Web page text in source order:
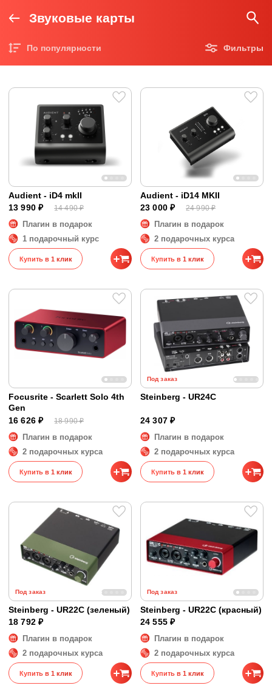
Звуковые карты
По популярности Фильтры
Audient - iD4 mkII
13 990 ₽
14 490 ₽
Плагин в подарок
1 подарочный курс
Купить в 1 клик
Audient - iD14 MKII
23 000 ₽
24 990 ₽
Плагин в подарок
2 подарочных курса
Купить в 1 клик
Focusrite - Scarlett Solo 4th
Gen
16 626 ₽
18 990 ₽
Плагин в подарок
2 подарочных курса
Купить в 1 клик
Под заказ
Steinberg - UR24C
24 307 ₽
Плагин в подарок
2 подарочных курса
Купить в 1 клик
Под заказ
Steinberg - UR22C (зеленый)
18 792 ₽
Плагин в подарок
2 подарочных курса
Купить в 1 клик
Под заказ
Steinberg - UR22C (красный)
24 555 ₽
Плагин в подарок
2 подарочных курса
Купить в 1 клик